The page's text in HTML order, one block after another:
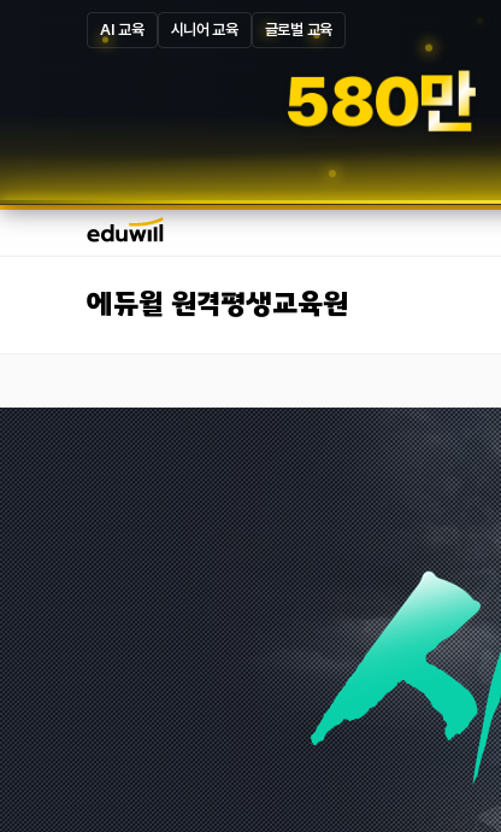
AI 교육 시니어 교육 글로벌 교육
587만
에듀윌 원격평생교육원